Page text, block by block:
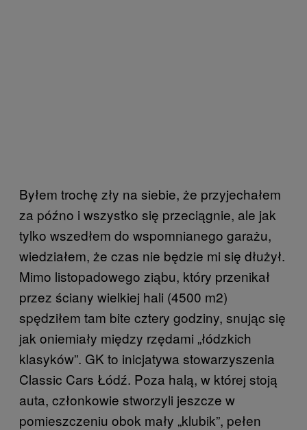
Byłem trochę zły na siebie, że przyjechałem
za późno i wszystko się przeciągnie, ale jak
tylko wszedłem do wspomnianego garażu,
wiedziałem, że czas nie będzie mi się dłużył.
Mimo listopadowego ziąbu, który przenikał
przez ściany wielkiej hali (4500 m2)
spędziłem tam bite cztery godziny, snując się
jak oniemiały między rzędami „łódzkich
klasyków”. GK to inicjatywa stowarzyszenia
Classic Cars Łódź. Poza halą, w której stoją
auta, członkowie stworzyli jeszcze w
pomieszczeniu obok mały „klubik”, pełen